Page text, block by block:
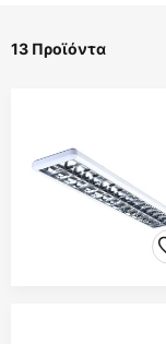
13 Προϊόντα